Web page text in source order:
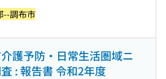
--調布市
護予防・日常生活圏域ニ
: 報告書 令和2年度